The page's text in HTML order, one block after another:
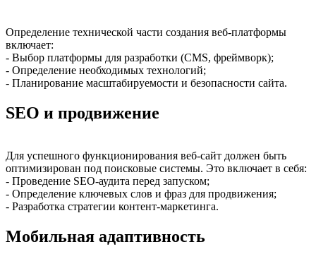
Определение технической части создания веб-платформы
включает:
- Выбор платформы для разработки (CMS, фреймворк);
- Определение необходимых технологий;
- Планирование масштабируемости и безопасности сайта.
SEO и продвижение
Для успешного функционирования веб-сайт должен быть
оптимизирован под поисковые системы. Это включает в себя:
- Проведение SEO-аудита перед запуском;
- Определение ключевых слов и фраз для продвижения;
- Разработка стратегии контент-маркетинга.
Мобильная адаптивность